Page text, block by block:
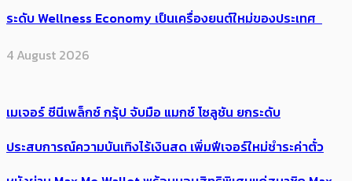
ระดับ Wellness Economy เป็นเครื่องยนต์ใหม่ของประเทศ
4 August 2026
เมเจอร์ ซีนีเพล็กซ์ กรุ้ป จับมือ แมกซ์ โซลูชัน ยกระดับ
ประสบการณ์ความบันเทิงไร้เงินสด เพิ่มฟีเจอร์ใหม่ชำระค่าตั๋ว